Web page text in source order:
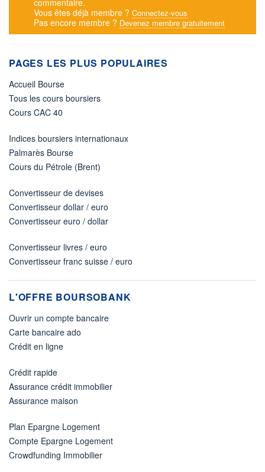
commentaire.
Vous êtes déjà membre ? Connectez-vous
Pas encore membre ? Devenez membre gratuitement
PAGES LES PLUS POPULAIRES
Accueil Bourse
Tous les cours boursiers
Cours CAC 40
Indices boursiers internationaux
Palmarès Bourse
Cours du Pétrole (Brent)
Convertisseur de devises
Convertisseur dollar / euro
Convertisseur euro / dollar
Convertisseur livres / euro
Convertisseur franc suisse / euro
L'OFFRE BOURSOBANK
Ouvrir un compte bancaire
Carte bancaire ado
Crédit en ligne
Crédit rapide
Assurance crédit immobilier
Assurance maison
Plan Epargne Logement
Compte Epargne Logement
Crowdfunding Immobilier